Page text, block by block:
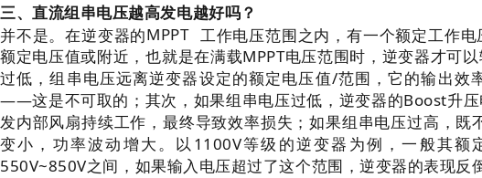
三、直流组串电压越高发电越好吗？
并不是。在逆变器的MPPT 工作电压范围之内，有一个额定工作电
额定电压值或附近，也就是在满载MPPT电压范围时，逆变器才可
过低，组串电压远离逆变器设定的额定电压值/范围，它的输出效
——这是不可取的；其次，如果组串电压过低，逆变器的Boost升
发内部风扇持续工作，最终导致效率损失；如果组串电压过高，
变小，功率波动增大。以1100V等级的逆变器为例，一般其额
550V~850V之间，如果输入电压超过了这个范围，逆变器的表现反